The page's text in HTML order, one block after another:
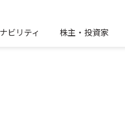
ビリティ 株主・投資家